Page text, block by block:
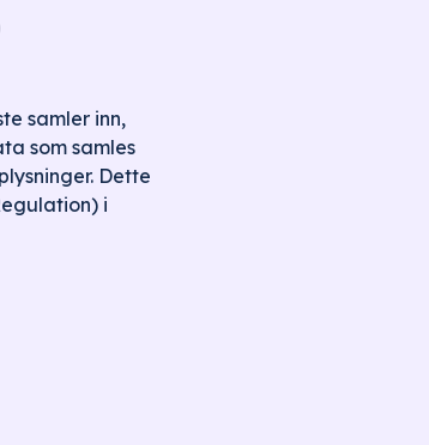
samler inn,
som samles
Dette
i